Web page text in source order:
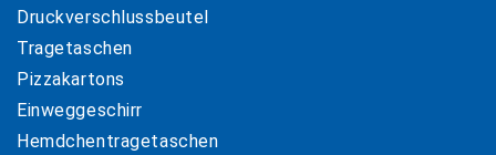
Druckverschlussbeutel
Tragetaschen
Pizzakartons
Einweggeschirr
Hemdchentragetaschen